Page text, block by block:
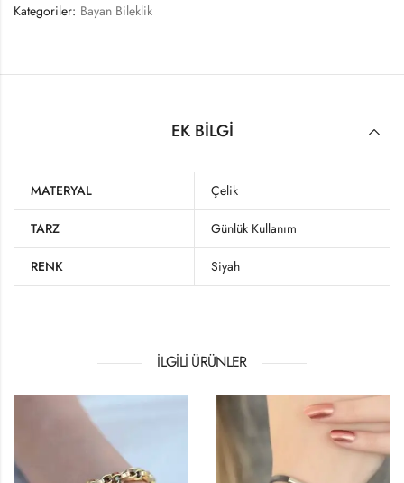
Kategoriler: Bayan Bileklik
EK BILGI
MATERYAL Çelik
TARZ Günlük Kullanım
RENK Siyah
İLGILI ÜRÜNLER